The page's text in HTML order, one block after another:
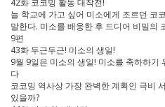
42화 코코밍 활동 대작전!
늘 학교에 가고 싶어 미소에게 조르던 코
말한다. 미소를 배웅한 후 드디어 비밀의
9편
43화 두근두근! 미소의 생일!
9월 9일은 미소의 생일! 미소를 축하하기
다
코코밍 역사상 가장 완벽한 계획인 극비
있을까?